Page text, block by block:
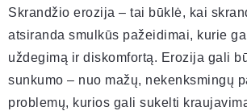
Skrandžio erozija – tai būklė, kai
atsiranda smulkūs pažeidimai, kurie
uždegimą ir diskomfortą. Erozija gali
sunkumo – nuo mažų, nekenksmingų
problemų, kurios gali sukelti